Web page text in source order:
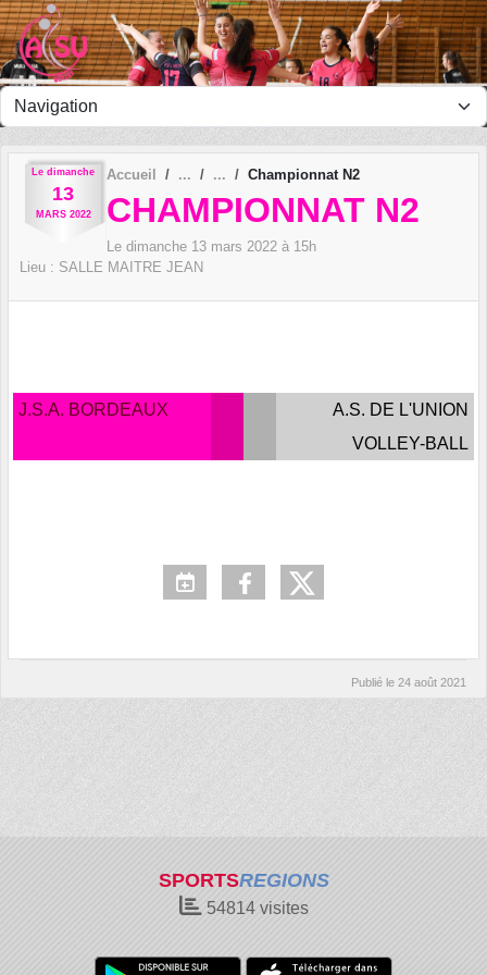
Le dimanche
13
MARS 2022
Accueil Championnat N2
CHAMPIONNAT N2
Le dimanche 13 mars 2022 à 15h
Lieu : SALLE MAITRE JEAN
J.S.A. BORDEAUX
A.S. DE L'UNION
VOLLEY-BALL
Publié le 24 août 2021
SPORTSREGIONS
54814visites
Panneau de gestion des cookies